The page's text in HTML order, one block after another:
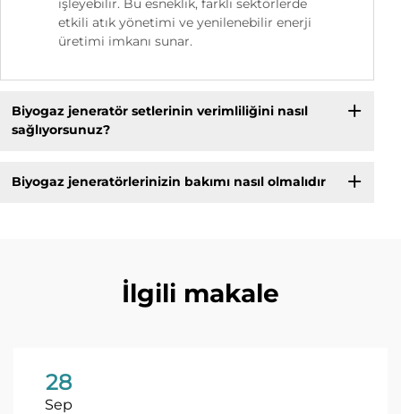
etkili atık yönetimi ve yenilenebilir enerji
üretimi imkanı sunar.
Biyogaz jeneratör setlerinin verimliliğini nasıl
sağlıyorsunuz?
Biyogaz jeneratörlerinizin bakımı nasıl olmalıdır
İlgili makale
28
Sep